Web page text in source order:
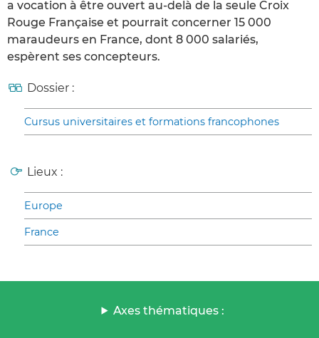
a vocation à être ouvert au-delà de la seule Croix
Rouge Française et pourrait concerner 15 000
maraudeurs en France, dont 8 000 salariés,
espèrent ses concepteurs.
Dossier :
Cursus universitaires et formations francophones
Lieux :
Europe
France
Axes thématiques :